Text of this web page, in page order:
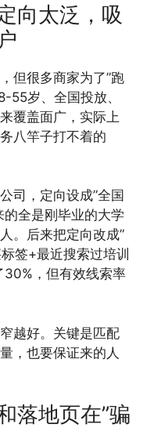
向太泛，吸
但很多商家为了”跑
55岁、全国投放、
覆盖面广，实际上
八竿子打不着的
司，定向设成”全国
全是刚毕业的大学
。后来把定向改成”
签+最近搜索过培训
30%，但有效线索率
越好。关键是匹配
，也要保证来的人
落地页在”骗